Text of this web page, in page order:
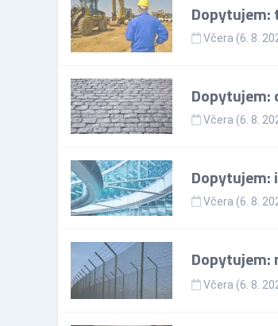
Dopytujem:
Včera (6. 8.
Dopytujem:
Včera (6. 8.
Dopytujem:
Včera (6. 8.
Dopytujem:
Včera (6. 8.